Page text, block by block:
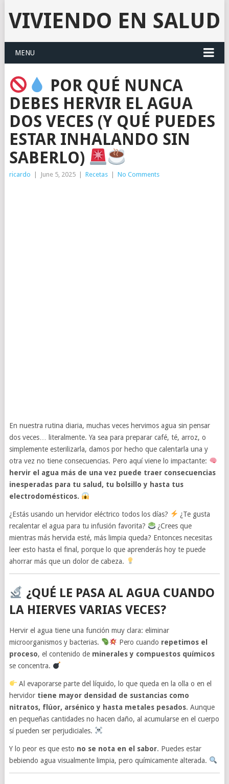
VIVIENDO EN SALUD
MENU
POR QUÉ NUNCA
DEBES HERVIR EL AGUA
DOS VECES (Y QUÉ PUEDES
ESTAR INHALANDO SIN
SABERLO)
ricardo | June 5, 2025 | Recetas | No Comments
En nuestra rutina diaria, muchas veces hervimos agua sin pensar
dos veces… literalmente. Ya sea para preparar café, té, arroz, o
simplemente esterilizarla, damos por hecho que calentarla una y
otra vez no tiene consecuencias. Pero aquí viene lo impactante:
hervir el agua más de una vez puede traer consecuencias
inesperadas para tu salud, tu bolsillo y hasta tus
electrodomésticos.
¿Estás usando un hervidor eléctrico todos los días?
¿Te gusta
recalentar el agua para tu infusión favorita?
¿Crees que
mientras más hervida esté, más limpia queda? Entonces necesitas
leer esto hasta el final, porque lo que aprenderás hoy te puede
ahorrar más que un dolor de cabeza.
¿QUÉ LE PASA AL AGUA CUANDO
LA HIERVES VARIAS VECES?
Hervir el agua tiene una función muy clara: eliminar
microorganismos y bacterias.
Pero cuando repetimos el
proceso, el contenido de minerales y compuestos químicos
se concentra.
Al evaporarse parte del líquido, lo que queda en la olla o en el
hervidor tiene mayor densidad de sustancias como
nitratos, flúor, arsénico y hasta metales pesados. Aunque
en pequeñas cantidades no hacen daño, al acumularse en el cuerpo
sí pueden ser perjudiciales.
Y lo peor es que esto no se nota en el sabor. Puedes estar
bebiendo agua visualmente limpia, pero químicamente alterada.